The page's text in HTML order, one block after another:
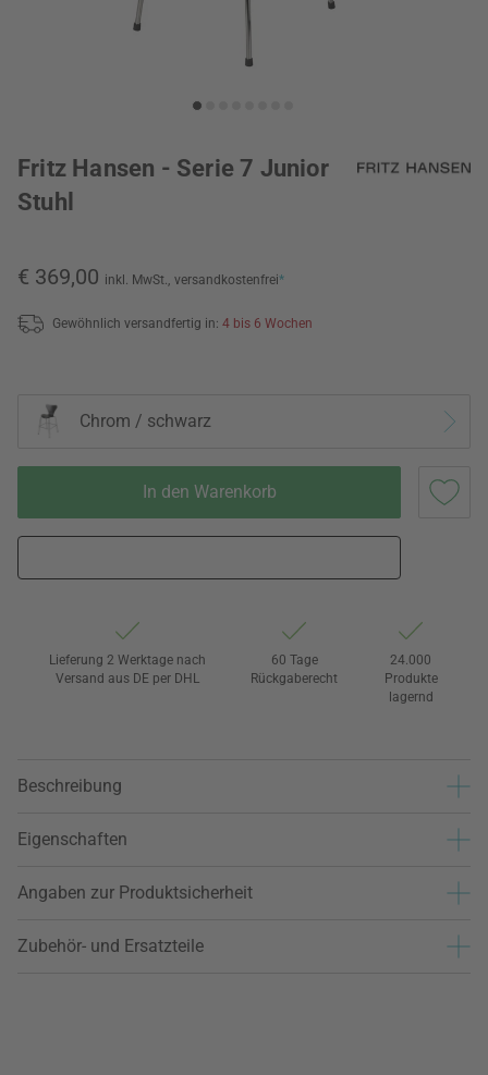
Fritz Hansen - Serie 7 Junior
Stuhl
€ 369,00 inkl. MwSt., versandkostenfrei*
Gewöhnlich versandfertig in: 4 bis 6 Wochen
Chrom / schwarz
In den Warenkorb
Lieferung 2 Werktage nach
Versand aus DE per DHL
60 Tage
Rückgaberecht
24.000
Produkte
lagernd
Beschreibung
Eigenschaften
Angaben zur Produktsicherheit
Zubehör- und Ersatzteile